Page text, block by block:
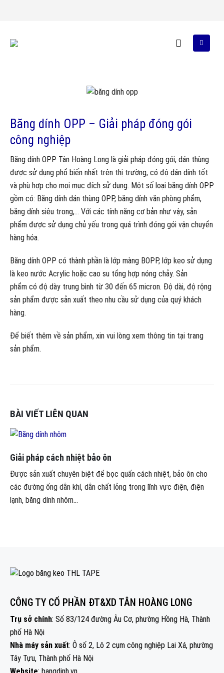
Băng dính OPP – Giải pháp đóng gói
công nghiệp
Băng dính OPP Tân Hoàng Long là giải pháp đóng gói, dán thùng
được sử dụng phổ biến nhất trên thị trường, có độ dán dính tốt
và phù hợp cho mọi mục đích sử dụng. Một số loại băng dính OPP
gồm có: Băng dính dán thùng OPP, băng dính văn phòng phẩm,
băng dính siêu trong,… Với các tính năng cơ bản như vậy, sản
phẩm được sử dụng chủ yếu trong quá trình đóng gói vận chuyển
hàng hóa.
Băng dính OPP có thành phần là lớp màng BOPP, lớp keo sử dụng
là keo nước Acrylic hoặc cao su tổng hợp nóng chảy. Sản
phẩm có độ dày trung bình từ 30 đến 65 micron. Độ dài, độ rộng
sản phẩm được sản xuất theo nhu cầu sử dụng của quý khách
hàng.
Để biết thêm về sản phẩm, xin vui lòng xem thông tin tại trang
sản phẩm.
BÀI VIẾT LIÊN QUAN
Giải pháp cách nhiệt bảo ôn
Được sản xuất chuyên biệt để bọc quấn cách nhiệt, bảo ôn cho
các đường ống dẫn khí, dẫn chất lỏng trong lĩnh vực điện, điện
lạnh, băng dính nhôm...
CÔNG TY CỔ PHẦN ĐT&XD TÂN HOÀNG LONG
Trụ sở chính: Số 83/124 đường Âu Cơ, phường Hồng Hà, Thành
phố Hà Nội
Nhà máy sản xuất: Ô số 2, Lô 2 cụm công nghiệp Lai Xá, phường
Tây Tựu, Thành phố Hà Nội
Website: bangdinh.vn